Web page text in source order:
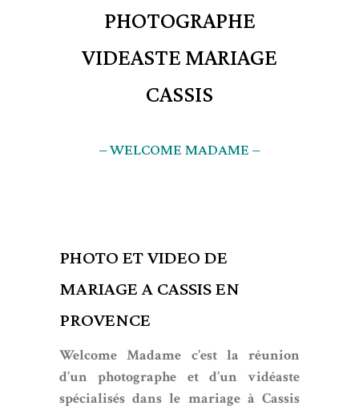
PHOTOGRAPHE
VIDEASTE MARIAGE
CASSIS
– WELCOME MADAME –
PHOTO ET VIDEO DE
MARIAGE A CASSIS EN
PROVENCE
Welcome Madame c’est la réunion
d’un photographe et d’un vidéaste
spécialisés dans le mariage à Cassis